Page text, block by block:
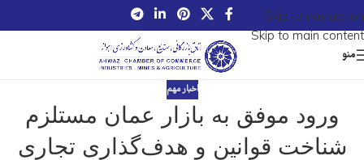
Skip to navigation
Skip to main content
منو
اخبار مهم
ورود موفق به بازار عمان مستلزم
شناخت قوانین و هدف‌گذاری تجاری